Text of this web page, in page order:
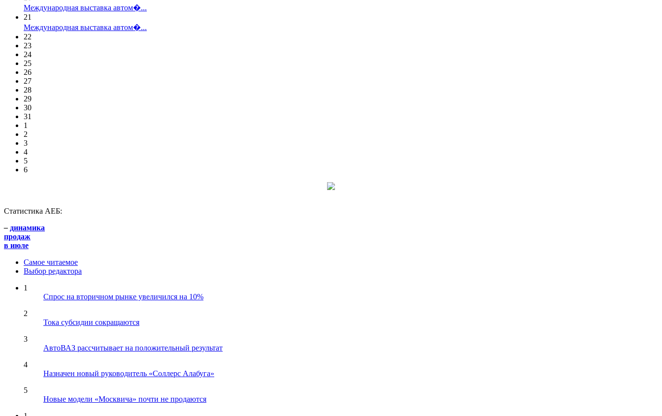
Международная выставка автом�...
21
Международная выставка автом�...
22
23
24
25
26
27
28
29
30
31
1
2
3
4
5
6
Статистика АЕБ:
– динамика
продаж
в июле
Самое читаемое
Выбор редактора
1
Спрос на вторичном рынке увеличился на 10%
2
Тока субсидии сокращаются
3
АвтоВАЗ рассчитывает на положительный результат
4
Назначен новый руководитель «Соллерс Алабуга»
5
Новые модели «Москвича» почти не продаются